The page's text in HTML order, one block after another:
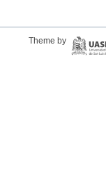
Theme by